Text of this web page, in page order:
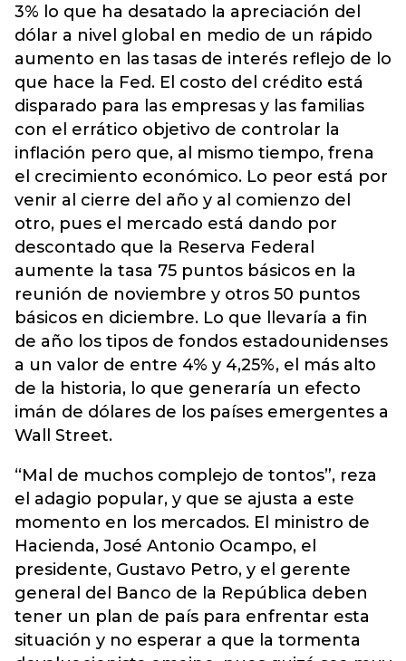
3% lo que ha desatado la apreciación del
dólar a nivel global en medio de un rápido
aumento en las tasas de interés reflejo de lo
que hace la Fed. El costo del crédito está
disparado para las empresas y las familias
con el errático objetivo de controlar la
inflación pero que, al mismo tiempo, frena
el crecimiento económico. Lo peor está por
venir al cierre del año y al comienzo del
otro, pues el mercado está dando por
descontado que la Reserva Federal
aumente la tasa 75 puntos básicos en la
reunión de noviembre y otros 50 puntos
básicos en diciembre. Lo que llevaría a fin
de año los tipos de fondos estadounidenses
a un valor de entre 4% y 4,25%, el más alto
de la historia, lo que generaría un efecto
imán de dólares de los países emergentes a
Wall Street.
“Mal de muchos complejo de tontos”, reza
el adagio popular, y que se ajusta a este
momento en los mercados. El ministro de
Hacienda, José Antonio Ocampo, el
presidente, Gustavo Petro, y el gerente
general del Banco de la República deben
tener un plan de país para enfrentar esta
situación y no esperar a que la tormenta